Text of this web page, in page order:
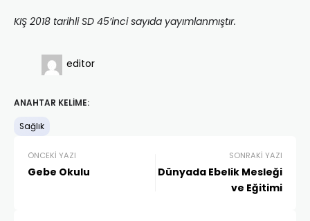
KIŞ 2018 tarihli SD 45’inci sayıda yayımlanmıştır.
editor
ANAHTAR KELIME:
Sağlık
ÖNCEKI YAZI
Gebe Okulu
SONRAKI YAZI
Dünyada Ebelik Mesleği
ve Eğitimi